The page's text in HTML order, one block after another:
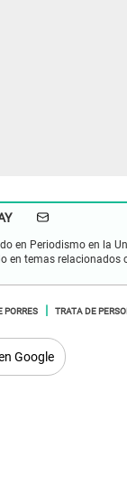
en Periodismo en la
en temas
TRATA DE
Google